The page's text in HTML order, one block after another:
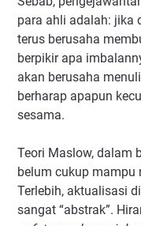
para ahli adalah: jika
terus berusaha
berpikir apa
akan berusaha
berharap apapun
sesama.
Teori Maslow, dalam
belum cukup mampu
Terlebih, aktualisasi
sangat “abstrak”.